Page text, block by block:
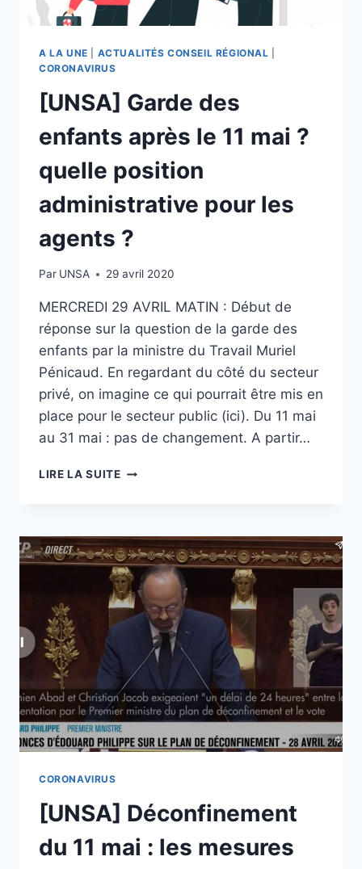
A LA UNE ACTUALITÉS CONSEIL RÉGIONAL
CORONAVIRUS
[UNSA] Garde des
enfants après le 11 mai ?
quelle position
administrative pour les
agents ?
Par UNSA 29 avril 2020
MERCREDI 29 AVRIL MATIN : Début de
réponse sur la question de la garde des
enfants par la ministre du Travail Muriel
Pénicaud. En regardant du côté du secteur
privé, on imagine ce qui pourrait être mis en
place pour le secteur public (ici). Du 11 mai
au 31 mai : pas de changement. A partir…
LIRE LA SUITE[UNSA]
APRÈS
LE
11
MAI
?
QUELLE
POSITION
ADMINISTRATIVE
POUR
LES
AGENTS
?
CORONAVIRUS
[UNSA] Déconfinement
du 11 mai : les mesures